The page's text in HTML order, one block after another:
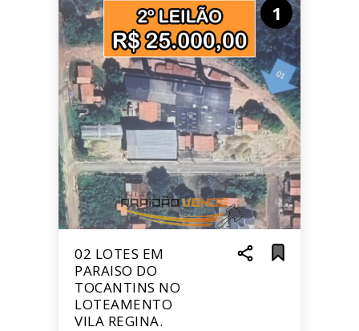
1
02 LOTES EM
PARAISO DO
TOCANTINS NO
LOTEAMENTO
VILA REGINA.